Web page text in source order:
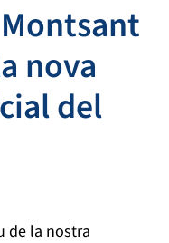
nova
del
de la nostra